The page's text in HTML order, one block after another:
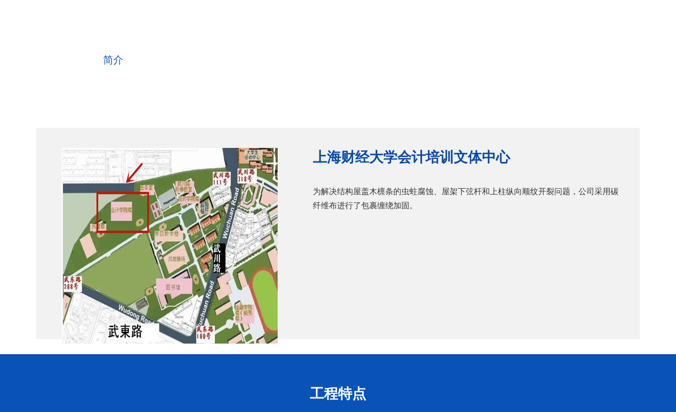
简介
上海财经大学会计培训文体中心
为解决结构屋盖木檩条的虫蛀腐蚀、屋架下弦杆和上柱纵向顺纹开裂问题，公司采用碳
纤维布进行了包裹缠绕加固。
工程特点